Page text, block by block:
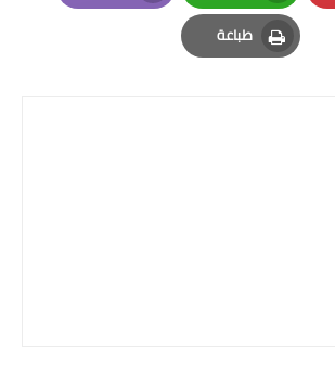
Whatsapp
Email
طباعة
Print